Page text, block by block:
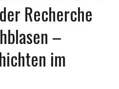
Recherche
–
im